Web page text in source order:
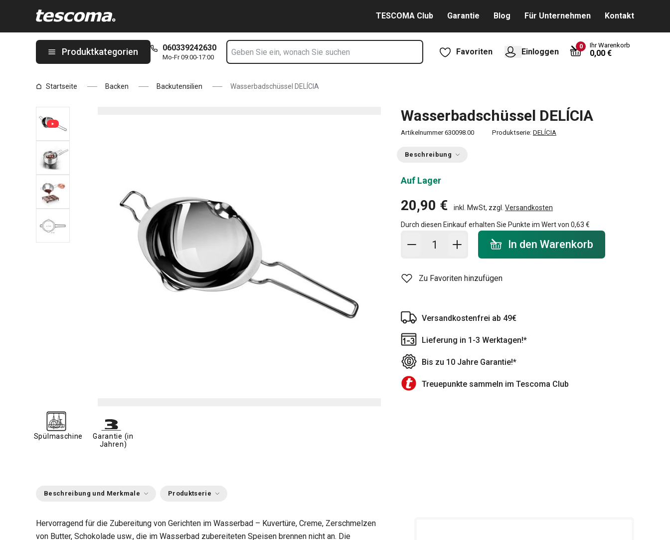
TESCOMA Club Garantie Blog Für Unternehmen Kontakt
Produktkategorien 060339242630
Mo-Fr 09:00-17:00
Favoriten Einloggen
0 Ihr Warenkorb
0,00 €
Startseite Backen Backutensilien Wasserbadschüssel DELÍCIA
Wasserbadschüssel DELÍCIA
Artikelnummer 630098.00 Produktserie: DELÍCIA
Beschreibung
Auf Lager
20,90 € inkl. MwSt, zzgl. Versandkosten
Durch diesen Einkauf erhalten Sie Punkte im Wert von 0,63 €
In den Warenkorb - Menge
In den Warenkorb
Zu Favoriten hinzufügen
Versandkostenfrei ab 49€
Lieferung in 1-3 Werktagen!*
Bis zu 10 Jahre Garantie!*
Treuepunkte sammeln im Tescoma Club
Spülmaschine
Garantie (in
Jahren)
Beschreibung und Merkmale Produktserie
Hervorragend für die Zubereitung von Gerichten im Wasserbad – Kuvertüre, Creme, Zerschmelzen
von Butter, Schokolade usw., die im Wasserbad zubereiteten Speisen brennen nicht an. Die